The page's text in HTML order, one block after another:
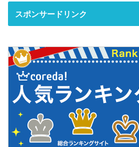
スポンサードリンク